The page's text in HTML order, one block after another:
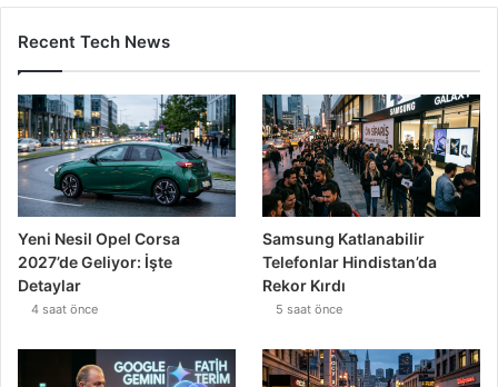
Recent Tech News
Yeni Nesil Opel Corsa
2027’de Geliyor: İşte
Detaylar
4 saat önce
Samsung Katlanabilir
Telefonlar Hindistan’da
Rekor Kırdı
5 saat önce